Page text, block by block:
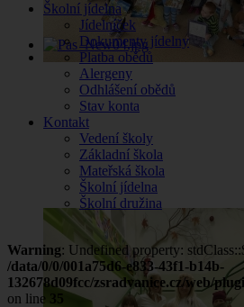
Školní jídelna
Jídelníček
Dokumenty jídelny
Platba obědů
Alergeny
Odhlášení obědů
Stav konta
Kontakt
Vedení školy
Základní škola
Mateřská škola
Školní jídelna
Školní družina
Warning: Undefined property:
/data/0/0/001a75d6-e833-43f1-b14b-
132678d09fcc/zsradvanice.cz/web/
on line 35